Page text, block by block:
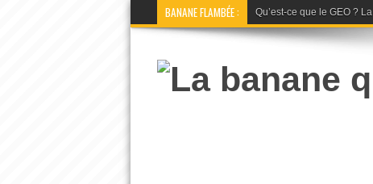
BANANE FLAMBÉE : Qu’est-ce que le GEO ?